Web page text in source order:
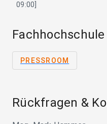
09:00]
PRESSROOM
Rückfragen &